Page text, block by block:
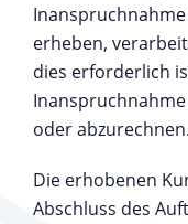
erheben,
dies erforderlich
oder abzurechnen.
Die erhobenen
Abschluss des